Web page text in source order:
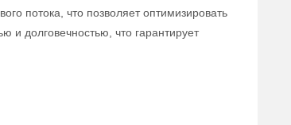
потока, что позволяет оптимизировать
и долговечностью, что гарантирует